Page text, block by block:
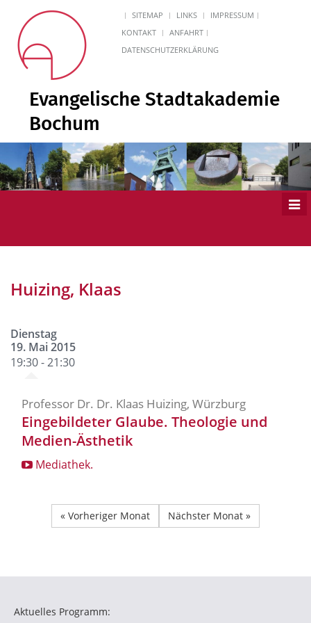
SITEMAP LINKS
IMPRESSUM
KONTAKT
ANFAHRT
DATENSCHUTZERKLÄRUNG
Evangelische Stadtakademie
Bochum
Huizing, Klaas
Dienstag
19. Mai 2015
19:30 - 21:30
Professor Dr. Dr. Klaas Huizing, Würzburg
Eingebildeter Glaube. Theologie und
Medien-Ästhetik
Mediathek.
« Vorheriger Monat Nächster Monat »
Aktuelles Programm: